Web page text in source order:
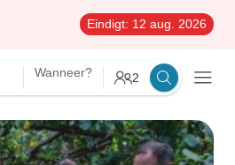
Eindigt: 12 aug. 2026
Wanneer? 2